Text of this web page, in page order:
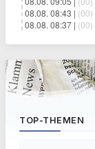
08.08. 08:43 | (00)
08.08. 08:37 | (00)
TOP-THEMEN